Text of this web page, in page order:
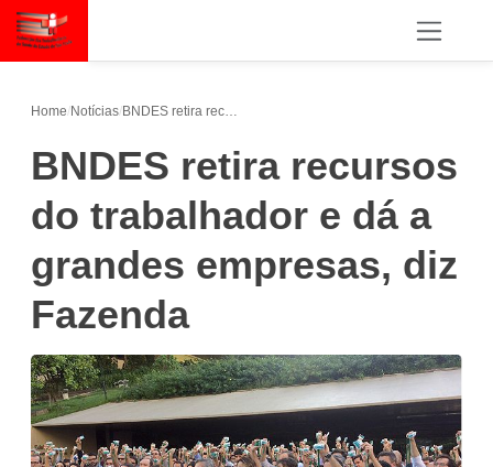
Home/Notícias/
BNDES retira recursos
do trabalhador e dá a
grandes empresas, diz
Fazenda